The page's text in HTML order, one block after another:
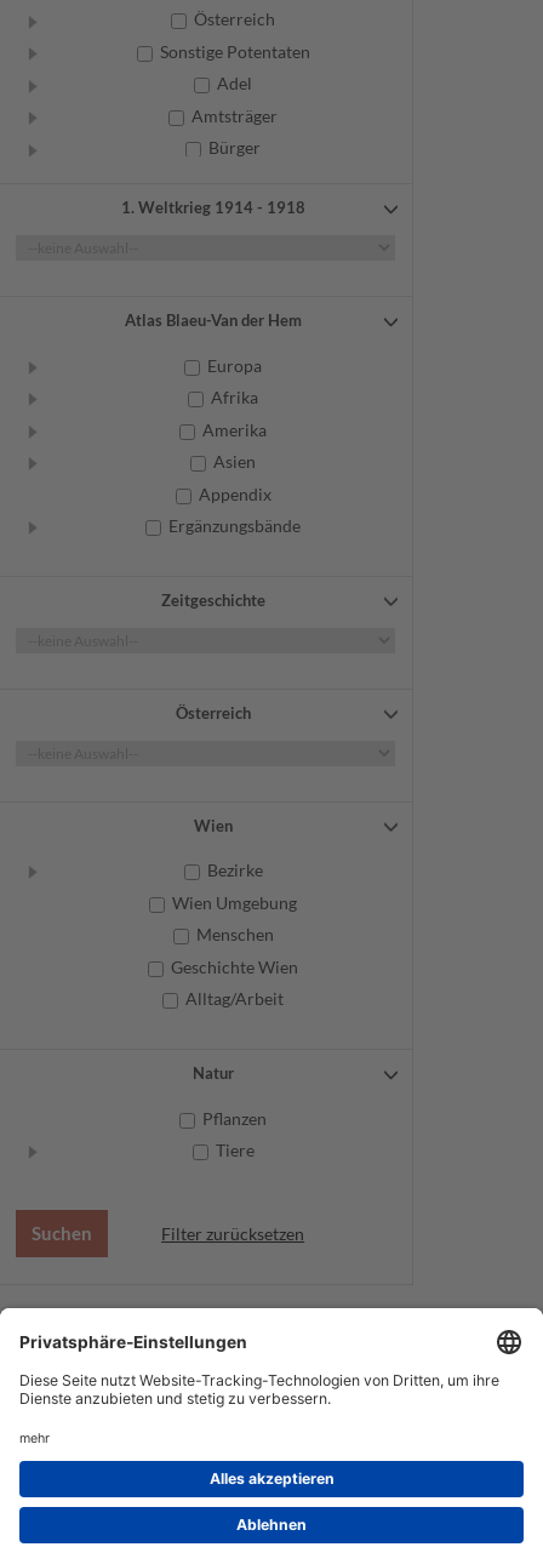
Österreich
Sonstige Potentaten
Adel
Amtsträger
Bürger
Geistliche
Weitere
1. Weltkrieg 1914 - 1918
Atlas Blaeu-Van der Hem
Europa
Afrika
Amerika
Asien
Appendix
Ergänzungsbände
Zeitgeschichte
Österreich
Wien
Bezirke
Wien Umgebung
Menschen
Geschichte Wien
Alltag/Arbeit
Natur
Pflanzen
Tiere
Filter zurücksetzen
Datenschutz
Service